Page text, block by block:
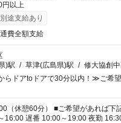
円以上
途支給あり
費全額支給
)駅 / 草津(広島県)駅 / 修大協創
らドアtoドアで30分以内！≫ご希
■ご希望があれば下記シフトもOK！
遅番 10:00～19:00 夜勤 16:30～翌